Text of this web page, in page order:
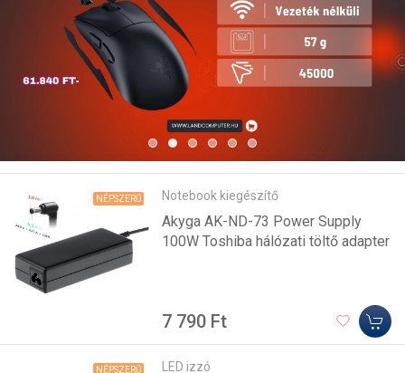
NÉPSZERŰ Notebook kiegészítő
Akyga AK-ND-73 Power Supply
100W Toshiba hálózati töltő adapter
7 790 Ft
NÉPSZERŰ LED izzó